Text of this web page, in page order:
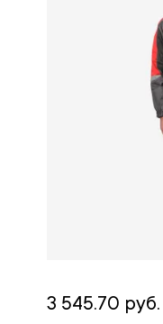
3 545.70 руб.